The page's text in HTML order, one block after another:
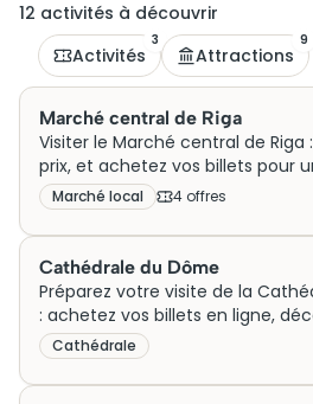
12 activités à découvrir
Activités
3
Attractions
9
Marché central de Riga
Visiter le Marché central de Riga
prix, et achetez vos billets pour
au cœur de la culture locale!
Marché local 4 offres
Cathédrale du Dôme
Préparez votre visite de la
: achetez vos billets en ligne,
horaires d'ouverture.
Cathédrale